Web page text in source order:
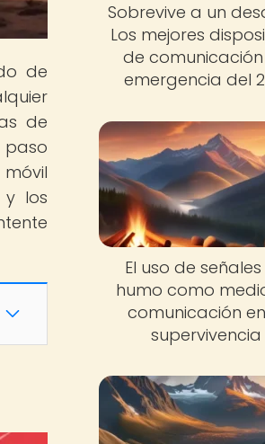
de
de
y los
Sobrevive a un
Los mejores
de
emergencia del
El uso de
humo como
comunicación
supervivencia